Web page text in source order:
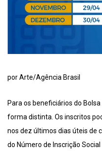
por Arte/Agência Brasil
Para os beneficiários do
forma distinta. Os inscritos
nos dez últimos dias úteis de
do Número de Inscrição Social